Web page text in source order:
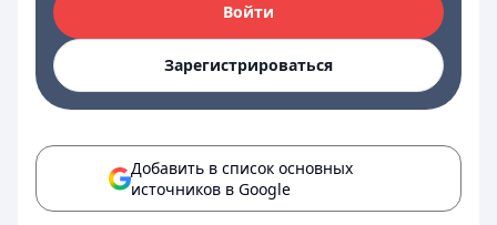
Войти
Зарегистрироваться
Добавить в список основных
источников в Google